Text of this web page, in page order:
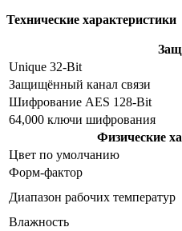
Технические характеристики
Unique 32-Bit
Защищённый канал связи
Шифрование AES 128-Bit
64,000 ключи шифрования
Физические
Цвет по умолчанию
Форм-фактор
Диапазон рабочих температур
Влажность